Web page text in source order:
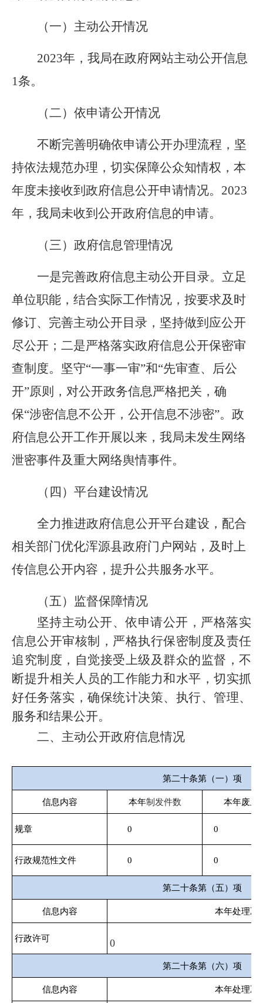
（一）主动公开情况
2023年，我局在政府网站主动公开信息
1条。
（二）依申请公开情况
不断完善明确依申请公开办理流程，坚
持依法规范办理，切实保障公众知情权， 本
年度未接收到政府信息公开申请情况。 2023
年，我局未收到公开政府信息的申请。
（三）政府信息管理情况
一是完善政府信息主动公开目录。立足
单位职能，结合实际工作情况，按要求及时
修订、完善主动公开目录，坚持做到应公开
尽公开；二是严格落实政府信息公开保密审
查制度。坚守“一事一审”和“先审查、后公
开”原则，对公开政务信息严格把关，确
保“涉密信息不公开，公开信息不涉密”。政
府信息公开工作开展以来，我局未发生网络
泄密事件及重大网络舆情事件。
（四）平台建设情况
全力推进政府信息公开平台建设，配合
相关部门优化浑源县政府门户网站 ，及时上
传信息公开内容，提升公共服务水平。
（五）监督保障情况
坚持主动公开、依申请公开，严格落实
信息公开审核制，严格执行保密制度及责任
追究制度，自觉接受上级及群众的监督，不
断提升相关人员的工作能力和水平，切实抓
好任务落实，确保统计决策、执行、管理、
服务和结果公开。
二、主动公开政府信息情况
第二十条第（一）项
信息内容 本年制发件数 本年废止
规章 0 0
行政规范性文件 0 0
第二十条第（五）项
信息内容 本年处理决
行政许可 0
第二十条第（六）项
信息内容 本年处理决